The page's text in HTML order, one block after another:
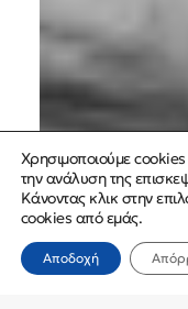
Χρησιμοποιούμε
την ανάλυση της
Κάνοντας κλικ στην
cookies από εμάς.
Αποδοχή